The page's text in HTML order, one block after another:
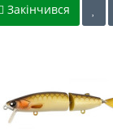
Закінчився